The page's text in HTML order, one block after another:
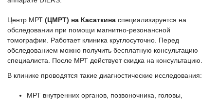
Центр МРТ (ЦМРТ) на Касаткина специализируется на
обследовании при помощи магнитно-резонансной
томографии. Работает клиника круглосуточно. Перед
обследованием можно получить бесплатную консультацию
специалиста. После МРТ действует скидка на консультацию.
В клинике проводятся такие диагностические исследования:
МРТ внутренних органов, позвоночника, головы,